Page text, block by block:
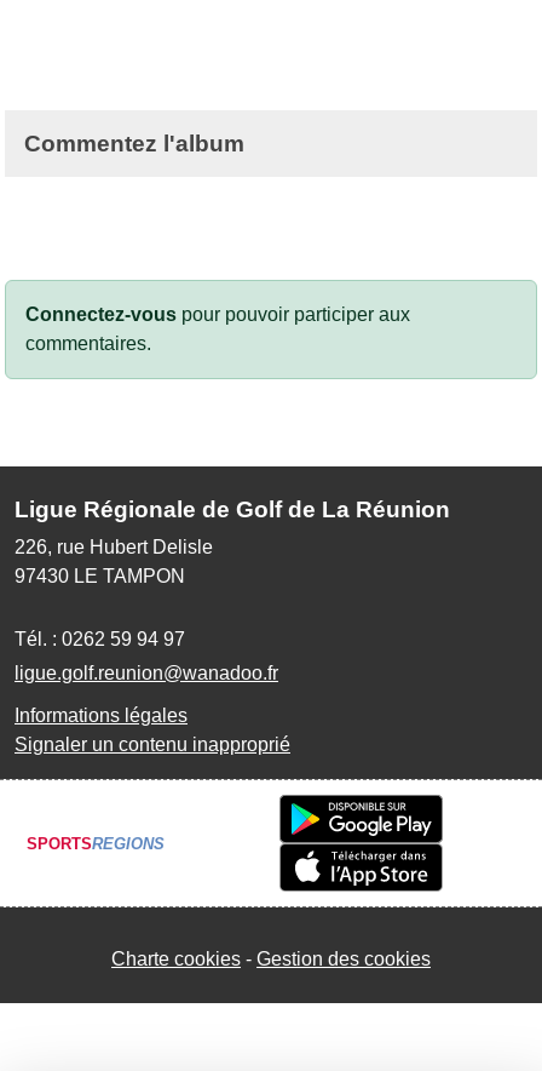
Commentez l'album
Connectez-vous pour pouvoir participer aux
commentaires.
Ligue Régionale de Golf de La Réunion
226, rue Hubert Delisle
97430 LE TAMPON
Tél. : 0262 59 94 97
ligue.golf.reunion@wanadoo.fr
Informations légales
Signaler un contenu inapproprié
SPORTSREGIONS
Charte cookies Gestion des cookies